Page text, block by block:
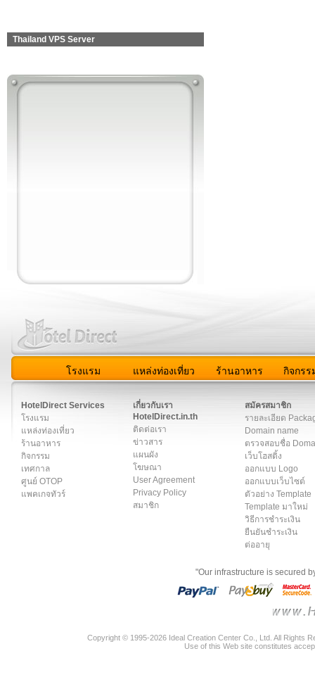
Thailand VPS Server
โรงแรม แหล่งท่องเที่ยว ร้านอาหาร กิจกรร
HotelDirect Services
โรงแรม
แหล่งท่องเที่ยว
ร้านอาหาร
กิจกรรม
เทศกาล
ศูนย์ OTOP
แพคเกจทัวร์
เกี่ยวกับเรา
HotelDirect.in.th
ติดต่อเรา
ข่าวสาร
แผนผัง
โฆษณา
User Agreement
Privacy Policy
สมาชิก
สมัครสมาชิก
รายละเอียด
Domain name
ตรวจสอบชื่อ
เว็บโฮสติ้ง
ออกแบบ Logo
ออกแบบเว็บไซต์
ตัวอย่าง Template
Template มาใหม่
วิธีการชำระเงิน
ยืนยันชำระเงิน
ต่ออายุ
"Our infrastructure is secured
Copyright © 1995-2026 Ideal Creation Center Co., Ltd. All Rights
Use of this Web site constitutes